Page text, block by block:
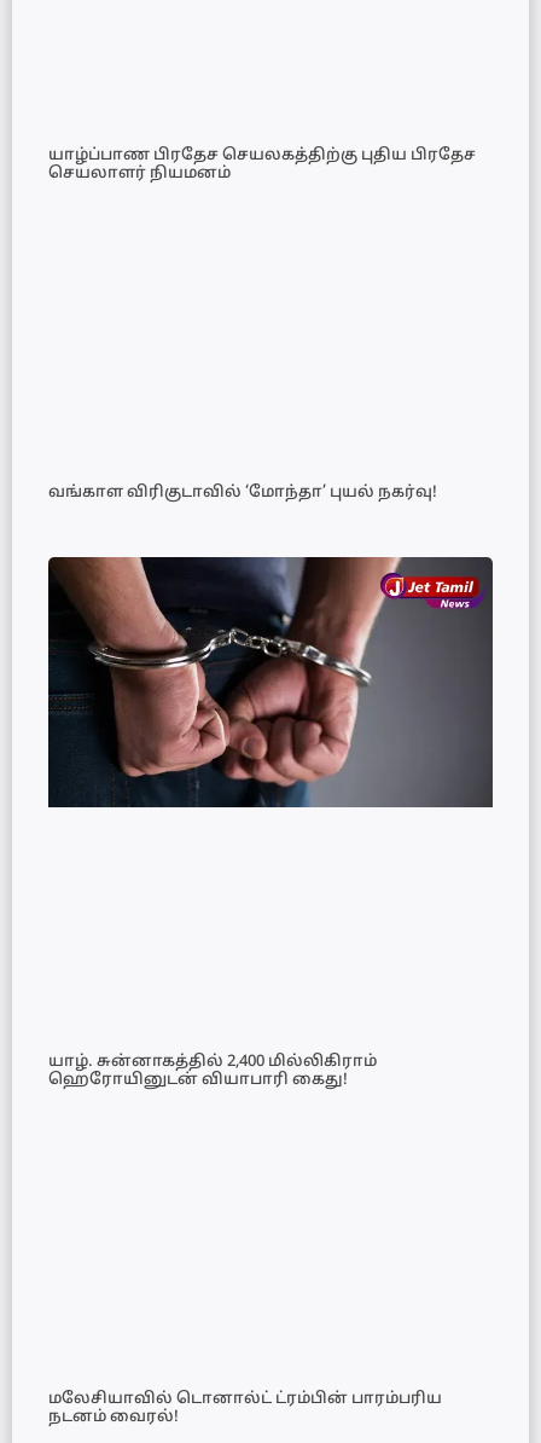
யாழ்ப்பாண பிரதேச செயலகத்திற்கு புதிய பிரதேச
செயலாளர் நியமனம்
வங்காள விரிகுடாவில் ‘மோந்தா’ புயல் நகர்வு!
யாழ். சுன்னாகத்தில் 2,400 மில்லிகிராம்
ஹெரோயினுடன் வியாபாரி கைது!
மலேசியாவில் டொனால்ட் ட்ரம்பின் பாரம்பரிய
நடனம் வைரல்!